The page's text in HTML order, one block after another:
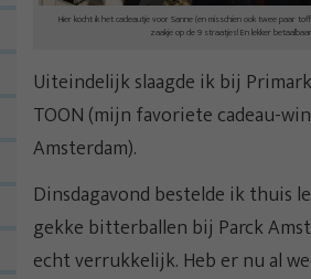
Hier kocht ik het cadeautje voor Sanne (en misschien ook twee paar
zaakje op de 9 straatjes! En lekker
Uiteindelijk slaagde ik bij
TOON (mijn favoriete cadeau-
Amsterdam).
Dinsdagavond bestelde ik thuis
gekke bitterballen bij Parck
echt verrukkelijk. Heb er nu al